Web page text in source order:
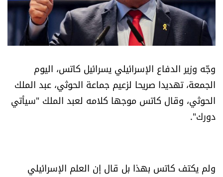
نداء القرّاء
خاص الموقع
كتّابنا
تحت المجهر
اقتصاد
وجّه وزير الدفاع الإسرائيلي يسرائيل كاتس، اليوم
الجمعة، تهديدا صريحا لزعيم جماعة الحوثي، عبد الملك
الحوثي، وقال كاتس موجها كلامه لعبد الملك "سيأتي
دورك".
ولم يكتف كاتس بهذا بل قال إن العلم الإسرائيلي